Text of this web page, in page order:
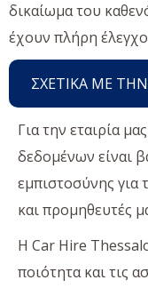
δικαίωμα του
έχουν πλήρη
ΣΧΕΤΙΚΑ ΜΕ
Για την εταιρία
δεδομένων είναι
εμπιστοσύνης για
και προμηθευτές
Η Car Hire
ποιότητα και τις